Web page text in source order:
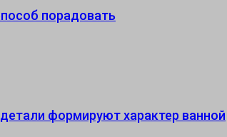
порадовать
формируют характер ванной